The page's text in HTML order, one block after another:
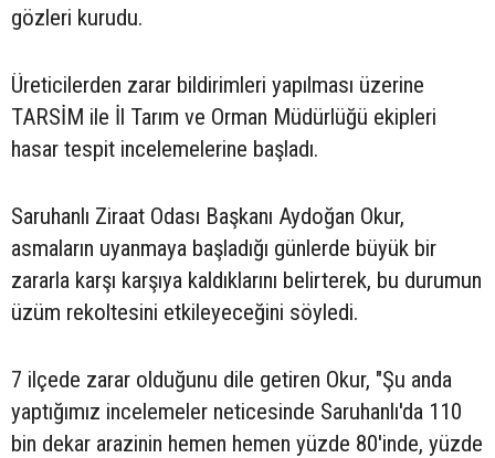
gözleri kurudu.
Üreticilerden zarar bildirimleri yapılması üzerine
TARSİM ile İl Tarım ve Orman Müdürlüğü ekipleri
hasar tespit incelemelerine başladı.
Saruhanlı Ziraat Odası Başkanı Aydoğan Okur,
asmaların uyanmaya başladığı günlerde büyük bir
zararla karşı karşıya kaldıklarını belirterek, bu durumun
üzüm rekoltesini etkileyeceğini söyledi.
7 ilçede zarar olduğunu dile getiren Okur, "Şu anda
yaptığımız incelemeler neticesinde Saruhanlı'da 110
bin dekar arazinin hemen hemen yüzde 80'inde, yüzde